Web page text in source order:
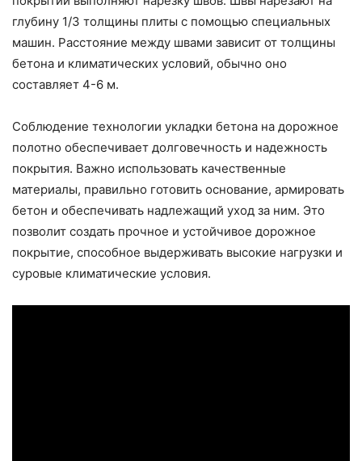
глубину 1/3 толщины плиты с помощью специальных
машин. Расстояние между швами зависит от толщины
бетона и климатических условий, обычно оно
составляет 4-6 м.
Соблюдение технологии укладки бетона на дорожное
полотно обеспечивает долговечность и надежность
покрытия. Важно использовать качественные
материалы, правильно готовить основание, армировать
бетон и обеспечивать надлежащий уход за ним. Это
позволит создать прочное и устойчивое дорожное
покрытие, способное выдерживать высокие нагрузки и
суровые климатические условия.